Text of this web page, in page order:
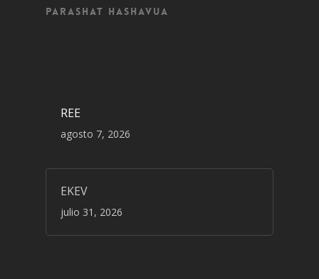
Parashat Hashavua
REE
agosto 7, 2026
EKEV
julio 31, 2026